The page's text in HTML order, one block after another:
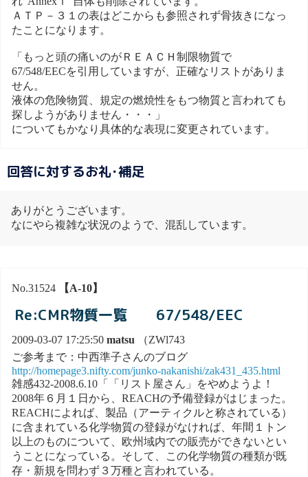
ＡＴＰ－３１の表はどこからも参照されず骨抜きになっ
たことになります。
「もっと頭の痛いのがＲＥＡＣＨ制限物質で
67/548/EECを引用していますが、正確なリストがありま
せん。
液体の危険物質、規定の燃焼性をもつ物質と言われても
探しようがありません・・・」
についてもかなり具体的な表現に変更されています。
回答に対するお礼･補足
ありがとうございます。
なにやら複雑な状況のようで、混乱しています。
No.31524 【A-10】
Re:CMR物質一覧 67/548/EEC
2009-03-07 17:25:50 matsu （ZWl743
ご参考まで：中西準子さんのブログ
http://homepage3.nifty.com/junko-nakanishi/zak431_435.html
雑感432-2008.6.10「「リスト屋さん」をやめようよ！
2008年６月１日から、REACHの予備登録がはじまった。
REACHによれば、製品（アーティクルと称されている）
に含まれている化学物質の登録がなければ、年間１トン
以上のものについて、欧州域内での販売ができないとい
うことになっている。そして、この化学物質の種類が既
存・新規を問わず３万種と言われている。